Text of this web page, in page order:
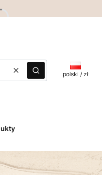
WyczyśćSzukaj polski / zł